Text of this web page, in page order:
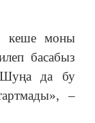
кеше моны
басабыз
Шуңа да бу
‒